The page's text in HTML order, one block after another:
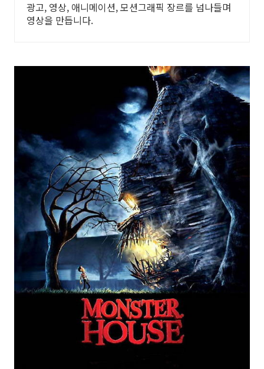
광고, 영상, 애니메이션, 모션그래픽 장르를 넘나들며
영상을 만듭니다.